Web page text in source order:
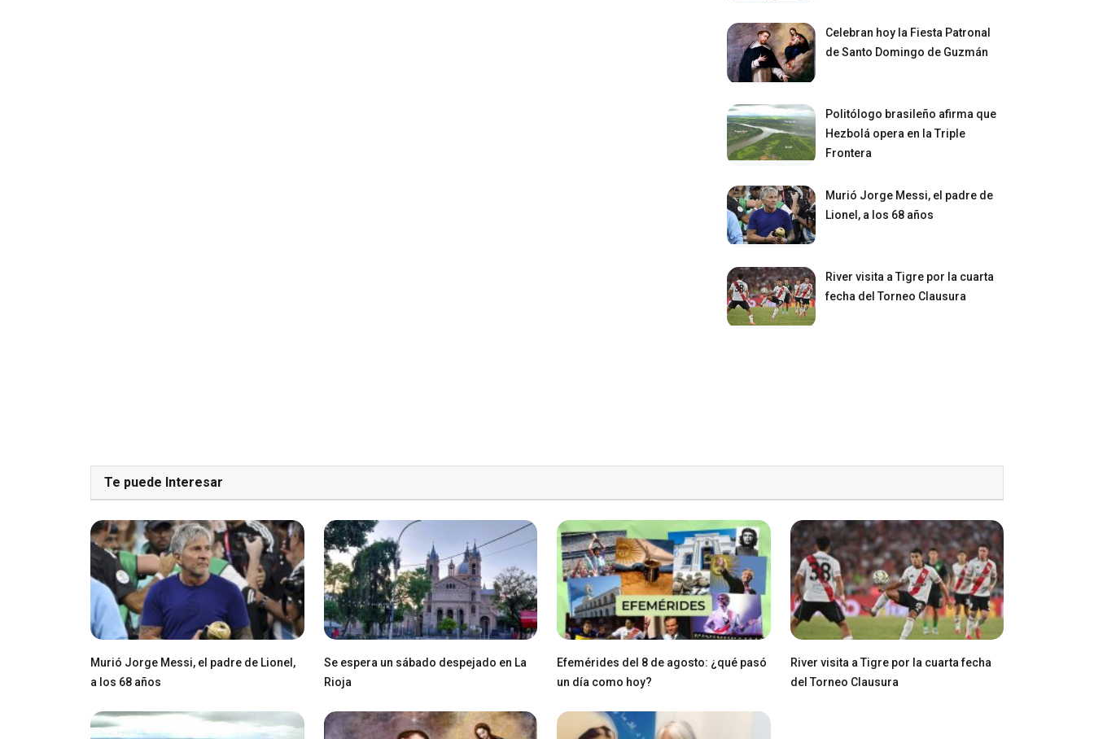
Celebran hoy la Fiesta Patronal
de Santo Domingo de Guzmán
Politólogo brasileño afirma que
Hezbolá opera en la Triple
Frontera
Murió Jorge Messi, el padre de
Lionel, a los 68 años
River visita a Tigre por la cuarta
fecha del Torneo Clausura
Te puede Interesar
Murió Jorge Messi, el padre de Lionel,
a los 68 años
Se espera un sábado despejado en La
Rioja
Efemérides del 8 de agosto: ¿qué pasó
un día como hoy?
River visita a Tigre por la cuarta fecha
del Torneo Clausura